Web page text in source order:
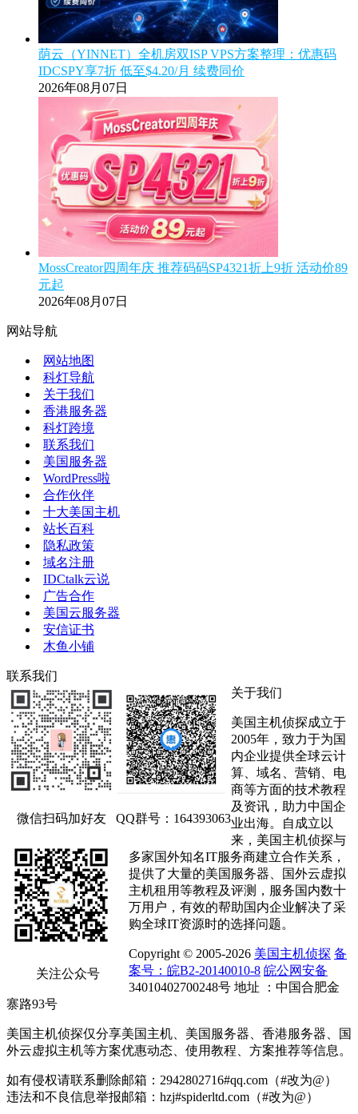
荫云（YINNET）全机房双ISP VPS方案整理：优惠码
IDCSPY享7折 低至$4.20/月 续费同价
2026年08月07日
MossCreator四周年庆 推荐码码SP4321折上9折 活动价89
元起
2026年08月07日
网站导航
网站地图
科灯导航
关于我们
香港服务器
科灯跨境
联系我们
美国服务器
WordPress啦
合作伙伴
十大美国主机
站长百科
隐私政策
域名注册
IDCtalk云说
广告合作
美国云服务器
安信证书
木鱼小铺
联系我们
微信扫码加好友 QQ群号：164393063
关注公众号
关于我们
美国主机侦探成立于
2005年，致力于为国
内企业提供全球云计
算、域名、营销、电
商等方面的技术教程
及资讯，助力中国企
业出海。自成立以
来，美国主机侦探与
多家国外知名IT服务商建立合作关系，
提供了大量的美国服务器、国外云虚拟
主机租用等教程及评测，服务国内数十
万用户，有效的帮助国内企业解决了采
购全球IT资源时的选择问题。
Copyright © 2005-2026 美国主机侦探 备
案号：皖B2-20140010-8 皖公网安备
34010402700248号 地址 ：中国合肥金
寨路93号
美国主机侦探仅分享美国主机、美国服务器、香港服务器、国
外云虚拟主机等方案优惠动态、使用教程、方案推荐等信息。
如有侵权请联系删除邮箱：2942802716#qq.com（#改为@）
违法和不良信息举报邮箱：hzj#spiderltd.com（#改为@）